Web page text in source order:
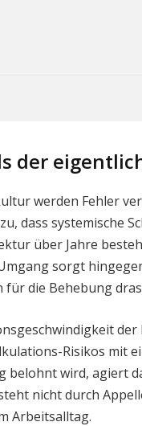
der
werden Fehler
dass systemische
über Jahre
sorgt
für die Behebung
der
Risikos mit
belohnt wird, agiert
nicht durch
Arbeitsalltag.